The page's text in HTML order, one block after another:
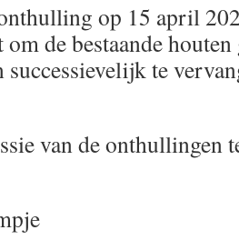
op 15 april
om de bestaande
successievelijk te
van de